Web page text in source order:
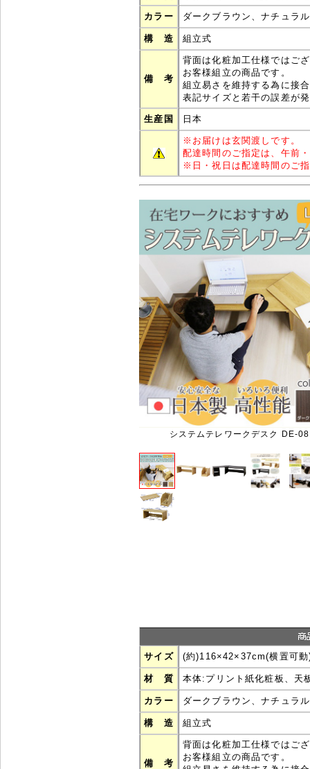
カラー ダークブラウン、ナチュラル
構 造 組立式
備 考
背面は化粧加工仕様ではご
お客様組立の商品です。
組立易さを維持する為に接
表記サイズと若干の誤差が
生産国 日本
※ お届けは玄関渡しです。
配達時間のご指定は、午前
※ 日・祝日は配達時間のご
システムテレワークデスク DE-
サイズ (約)116×42×37cm(横置可
材 質 本体:プリント紙化粧板、天
カラー ダークブラウン、ナチュラル
構 造 組立式
備 考
背面は化粧加工仕様ではご
お客様組立の商品です。